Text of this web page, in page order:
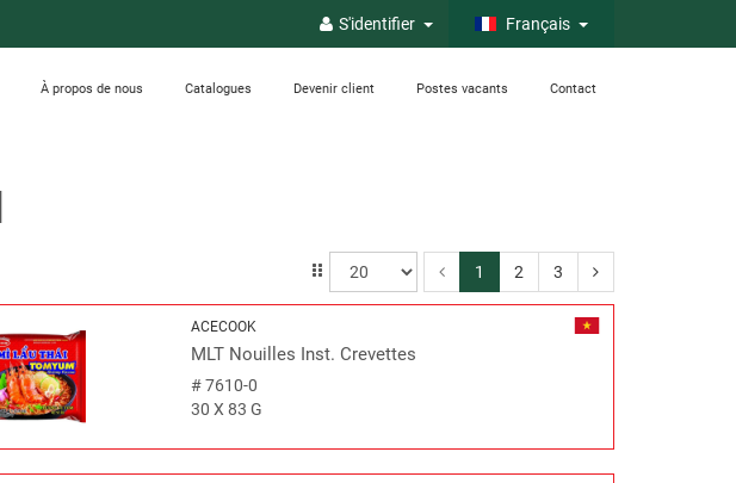
S'identifier Français
À propos de nous Catalogues Devenir client Postes vacants Contact
1 2 3
ACECOOK
MLT Nouilles Inst. Crevettes
#7610-0
30 X 83 G